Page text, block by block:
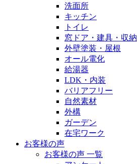
洗面所
キッチン
トイレ
窓ドア・建具・収納
外壁塗装・屋根
オール電化
給湯器
LDK・内装
バリアフリー
自然素材
外構
ガーデン
在宅ワーク
お客様の声
お客様の声 一覧